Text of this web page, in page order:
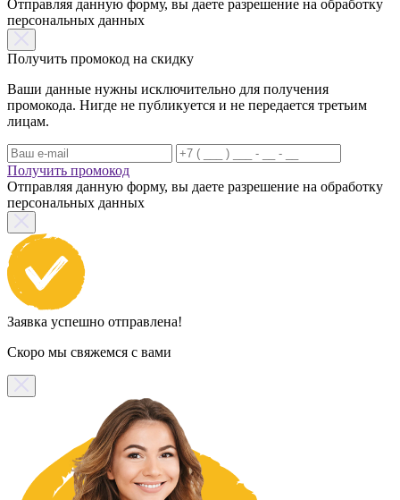
Отправляя данную форму, вы даете разрешение на обработку
персональных данных
Получить промокод на скидку
Ваши данные нужны исключительно для получения
промокода. Нигде не публикуется и не передается третьим
лицам.
Получить промокод
Отправляя данную форму, вы даете разрешение на обработку
персональных данных
Заявка успешно отправлена!
Скоро мы свяжемся с вами